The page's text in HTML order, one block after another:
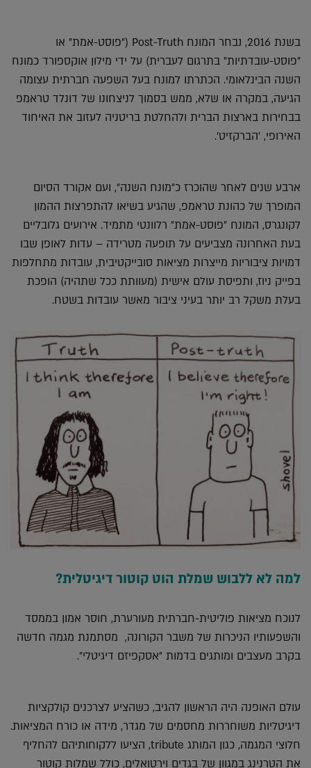
בשנת 2016, נבחר המונח Post-Truth (״פוסט-אמת״ או
״פוסט-עובדתיות״ בתרגום לעברית) על ידי מילון אוקספורד כמונח
השנה הבינלאומי. הכתרתו למונח בעל השפעה חברתית עצומה
הגיעה, במקרה או שלא, ממש בסמוך לניצחונו של דונלד טראמפ
בבחירות בארצות הברית ולהחלטת בריטניה לעזוב את האיחוד
האירופי, 'הברקזיט'.
ארבע שנים לאחר שהוכרז כ״מונח השנה״, ועם אקורד הסיום
המופרך של כהונת טראמפ, שהגיע בשיאו להתפרצות ההמון
לקונגרס, המונח ״פוסט-אמת״ רלוונטי מתמיד. אירועים גלובליים
בעת האחרונה מצביעים על תופעה מטרידה – עדות לאופן שבו
דמויות ציבוריות מייצרות מציאות סובייקטיבית, עובדות מתחלפות
בפייק ניוז, ותפיסת עולם אישית (מעוותת ככל שתהיה) הופכת
בעלת משקל רב יותר בעיני ציבור מאשר עובדות בשטח.
למה לא ללבוש שמלת הוט קוטור דיגיטלית?
לנוכח מציאות פוליטית-חברתית מעורערת, חוסר אמון בממסד
והשפעותיו הניכרות של משבר הקורונה, מסתמנת מגמה חדשה
בקרב מעצבים ומותגים בדמות ״אסקפיזם דיגיטלי״.
עולם האופנה היה הראשון להגיב, כשהציע לצרכנים קולקציות
דיגיטליות משוחררות מחסמים של מגדר, מידה או כורח המציאות.
חלוצי המגמה, כגון המותג tribute, הציעו ללקוחותיהם להחליף
את הטרנינג במגוון של בגדים וירטואלים, כולל שמלות קוטור